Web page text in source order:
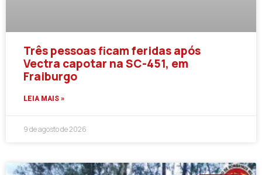
Três pessoas ficam feridas após
Vectra capotar na SC-451, em
Fraiburgo
LEIA MAIS »
9 de agosto de 2026